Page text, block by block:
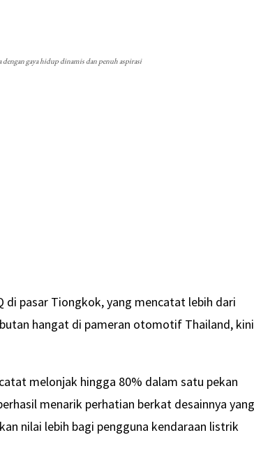
dengan gaya hidup dinamis dan penuh aspirasi
di pasar Tiongkok, yang mencatat lebih dari
hangat di pameran otomotif Thailand, kini
melonjak hingga 80% dalam satu pekan
menarik perhatian berkat desainnya yang
nilai lebih bagi pengguna kendaraan listrik